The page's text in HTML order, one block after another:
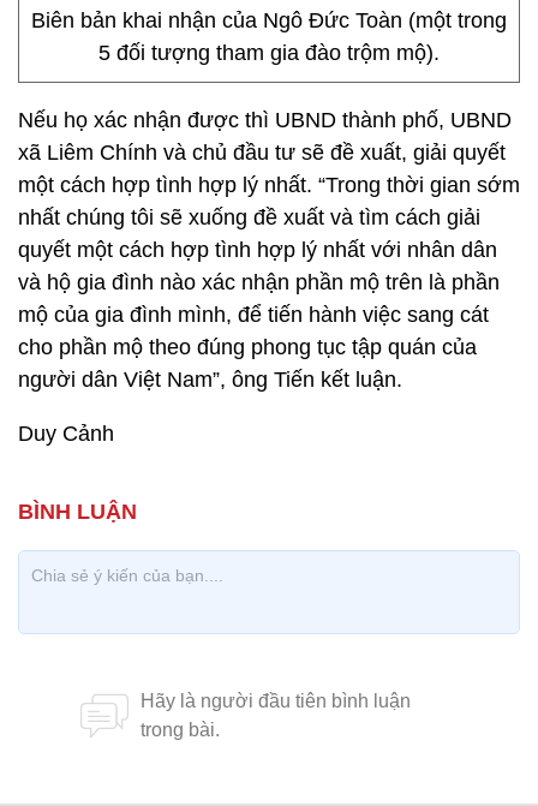
Biên bản khai nhận của Ngô Đức Toàn (một trong
5 đối tượng tham gia đào trộm mộ).
Nếu họ xác nhận được thì UBND thành phố, UBND
xã Liêm Chính và chủ đầu tư sẽ đề xuất, giải quyết
một cách hợp tình hợp lý nhất. “Trong thời gian sớm
nhất chúng tôi sẽ xuống đề xuất và tìm cách giải
quyết một cách hợp tình hợp lý nhất với nhân dân
và hộ gia đình nào xác nhận phần mộ trên là phần
mộ của gia đình mình, để tiến hành việc sang cát
cho phần mộ theo đúng phong tục tập quán của
người dân Việt Nam”, ông Tiến kết luận.
Duy Cảnh